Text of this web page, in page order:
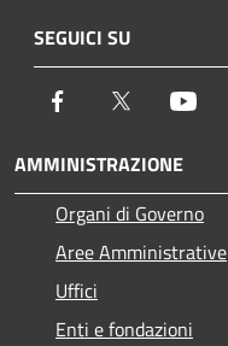
SEGUICI SU
Facebook Twitter
AMMINISTRAZIONE
Organi di Governo
Aree Amministrative
Uffici
Enti e fondazioni